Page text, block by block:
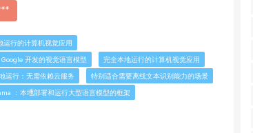
行的计算机视觉应用
开发的视觉语言模型
完全本地运行的计算机视觉应用
运行：无需依赖云服务
特别适合需要离线文本识别能力的场景
：本地部署和运行大型语言模型的框架